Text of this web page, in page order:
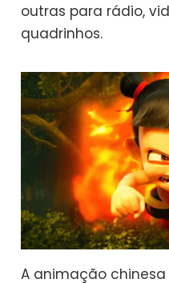
outras para rádio,
quadrinhos.
A animação